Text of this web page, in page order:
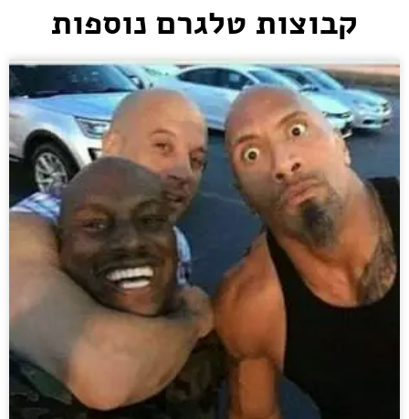
קבוצות טלגרם נוספות